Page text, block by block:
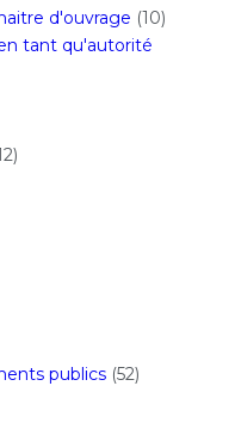
d'ouvrage (10)
tant qu'autorité
publics(52)